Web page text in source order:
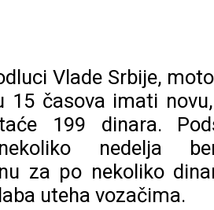
Vlade Srbije,
15 časova imati
199 dinara.
nedelja
za po nekoliko
uteha vozačima.